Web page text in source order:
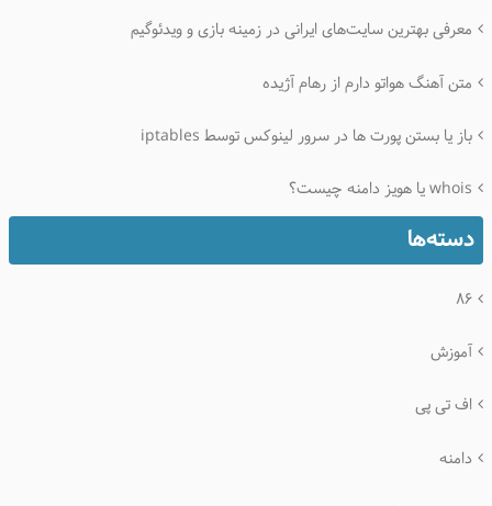
معرفی بهترین سایت‌های ایرانی در زمینه بازی و ویدئوگیم
متن آهنگ هواتو دارم از رهام آژیده
باز یا بستن پورت ها در سرور لینوکس توسط iptables
whois یا هویز دامنه چیست؟
دسته‌ها
۸۶
آموزش
اف تی پی
دامنه